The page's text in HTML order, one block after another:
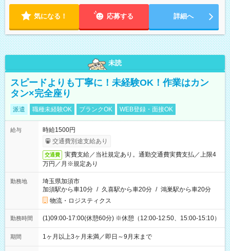
気になる！ 応募する 詳細へ
未読
スピードよりも丁寧に！未経験OK！作業はカン
タン×完全座り
派遣 職種未経験OK ブランクOK WEB登録・面接OK
給与
時給1500円
交通費別途支給あり
交通費
実費支給／当社規定あり。通勤交通費実費支払／上限4
万円／月※規定あり
勤務地
埼玉県加須市
加須駅から車10分 / 久喜駅から車20分 / 鴻巣駅から車20分
物流・ロジスティクス
勤務時間 (1)09:00-17:00(休憩60分) ※休憩（12:00-12:50、15:00-15:10）
期間 1ヶ月以上3ヶ月未満／即日～9月末まで